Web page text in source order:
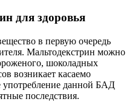
для здоровья
в первую очередь
Мальтодекстрин можно
шоколадных
возникает касаемо
употребление данной БАД
последствия.